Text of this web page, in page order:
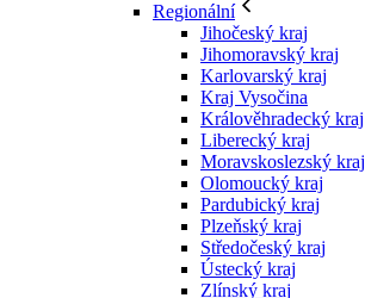
Regionální
Jihočeský kraj
Jihomoravský kraj
Karlovarský kraj
Kraj Vysočina
Králověhradecký kraj
Liberecký kraj
Moravskoslezský kraj
Olomoucký kraj
Pardubický kraj
Plzeňský kraj
Středočeský kraj
Ústecký kraj
Zlínský kraj